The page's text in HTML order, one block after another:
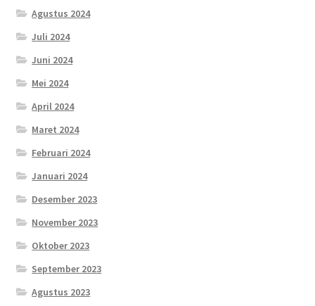
Agustus 2024
Juli 2024
Juni 2024
Mei 2024
April 2024
Maret 2024
Februari 2024
Januari 2024
Desember 2023
November 2023
Oktober 2023
September 2023
Agustus 2023